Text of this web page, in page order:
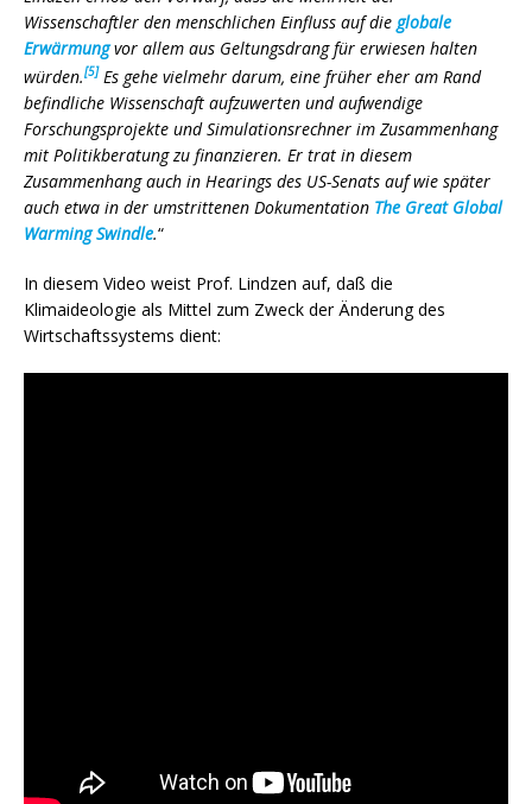
Wissenschaftler den menschlichen Einfluss auf die globale
Erwärmungvor allem aus Geltungsdrang für erwiesen halten
würden.[5]Es gehe vielmehr darum, eine früher eher am Rand
befindliche Wissenschaft aufzuwerten und aufwendige
Forschungsprojekte und Simulationsrechner im Zusammenhang
mit Politikberatung zu finanzieren. Er trat in diesem
Zusammenhang auch in Hearings des US-Senats auf wie später
auch etwa in der umstrittenen Dokumentation The Great Global
Warming Swindle.“
In diesem Video weist Prof. Lindzen auf, daß die
Klimaideologie als Mittel zum Zweck der Änderung des
Wirtschaftssystems dient: